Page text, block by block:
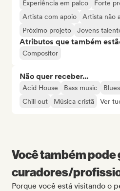
Experiência em palco
Forte
Artista com apoio
Artista não
Próximo projeto
Jovens
Atributos que também
Compositor
Não quer receber...
Acid House Bass music Blues
Chill out
Música cristã Ver
Você também
curadores/
Porque você está visitando o